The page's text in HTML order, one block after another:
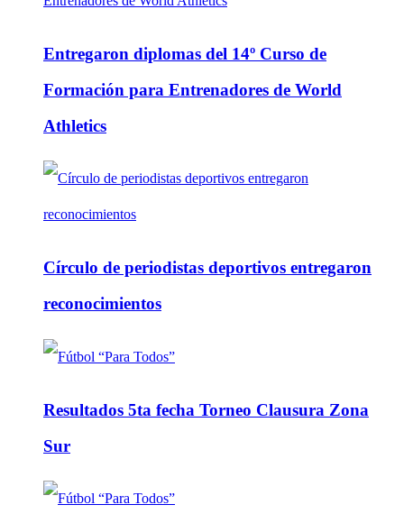
Entregaron diplomas del 14º Curso de
Formación para Entrenadores de World
Athletics
Círculo de periodistas deportivos entregaron
reconocimientos
Resultados 5ta fecha Torneo Clausura Zona
Sur